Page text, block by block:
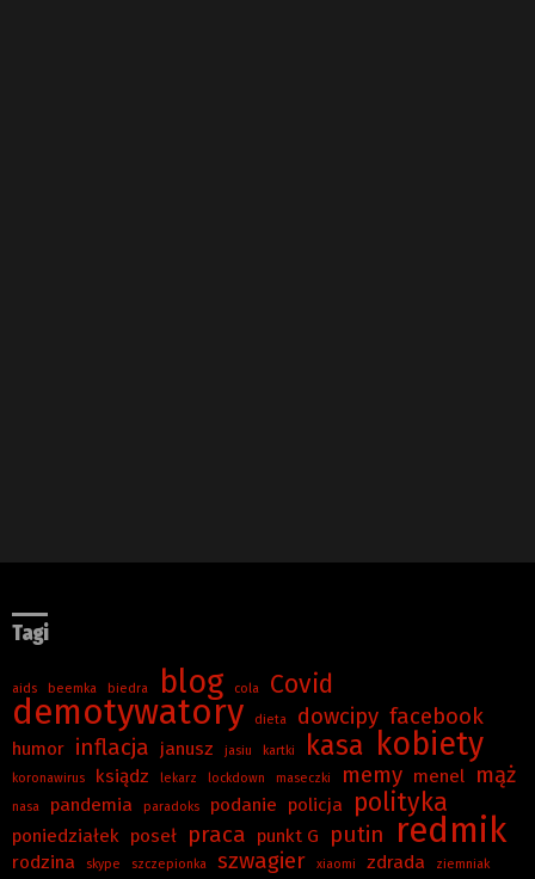
Tagi
aids beemka biedra blog cola Covid
demotywatory dieta dowcipy facebook
humor inflacja janusz jasiu kartki kasa kobiety
koronawirus ksiądz lekarz lockdown maseczki memy menel mąż
nasa pandemia paradoks podanie policja polityka
poniedziałek poseł praca punkt G putin redmik
rodzina skype szczepionka szwagier xiaomi zdrada ziemniak